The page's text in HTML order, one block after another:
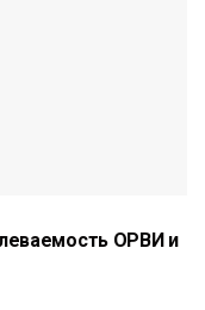
ОРВИ и